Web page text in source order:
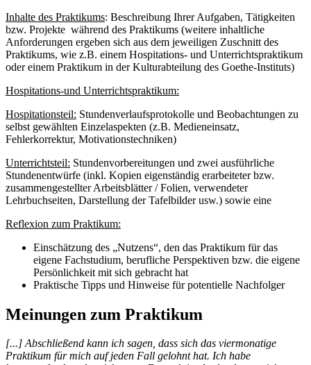
Inhalte des Praktikums: Beschreibung Ihrer Aufgaben, Tätigkeiten
bzw. Projekte während des Praktikums (weitere inhaltliche
Anforderungen ergeben sich aus dem jeweiligen Zuschnitt des
Praktikums, wie z.B. einem Hospitations- und Unterrichtspraktikum
oder einem Praktikum in der Kulturabteilung des Goethe-Instituts)
Hospitations-und Unterrichtspraktikum:
Hospitationsteil: Stundenverlaufsprotokolle und Beobachtungen zu
selbst gewählten Einzelaspekten (z.B. Medieneinsatz,
Fehlerkorrektur, Motivationstechniken)
Unterrichtsteil: Stundenvorbereitungen und zwei ausführliche
Stundenentwürfe (inkl. Kopien eigenständig erarbeiteter bzw.
zusammengestellter Arbeitsblätter / Folien, verwendeter
Lehrbuchseiten, Darstellung der Tafelbilder usw.) sowie eine
Reflexion zum Praktikum:
Einschätzung des „Nutzens“, den das Praktikum für das
eigene Fachstudium, berufliche Perspektiven bzw. die eigene
Persönlichkeit mit sich gebracht hat
Praktische Tipps und Hinweise für potentielle Nachfolger
Meinungen zum Praktikum
[...] Abschließend kann ich sagen, dass sich das viermonatige
Praktikum für mich auf jeden Fall gelohnt hat. Ich habe